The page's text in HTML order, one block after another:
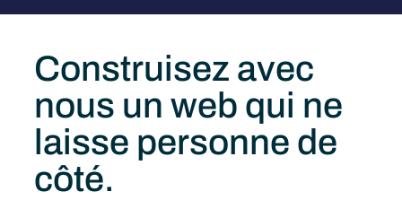
Construisez avec
nous un web qui ne
laisse personne de
côté.